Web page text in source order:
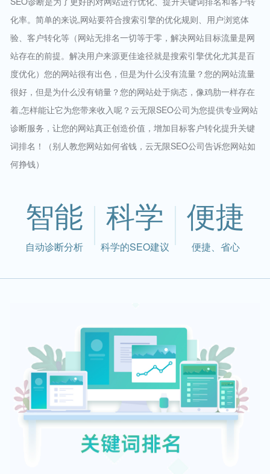
化率。简单的来说,网站要符合搜索引擎的优化规则、用户浏览体
验、客户转化等（网站无排名一切等于零，解决网站目标流量是网
站存在的前提。解决用户来源更佳途径就是搜索引擎优化尤其是百
度优化）您的网站很有出色，但是为什么没有流量？您的网站流量
很好，但是为什么没有销量？您的网站处于病态，像鸡肋一样存在
着,怎样能让它为您带来收入呢？云无限SEO公司为您提供专业网站
诊断服务，让您的网站真正创造价值，增加目标客户转化提升关键
词排名！（别人教您网站如何省钱，云无限SEO公司告诉您网站如
何挣钱）
智能
自动诊断分析
科学
科学的SEO建议
便捷
便捷、省心